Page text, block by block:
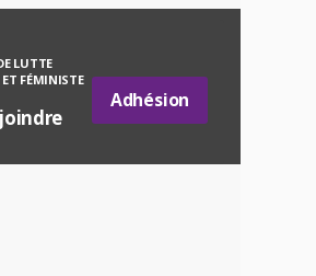
LUTTE
FÉMINISTE
Adhésion